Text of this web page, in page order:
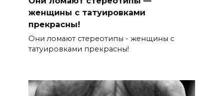
женщины с татуировками
прекрасны!
Они ломают стереотипы - женщины с
татуировками прекрасны!